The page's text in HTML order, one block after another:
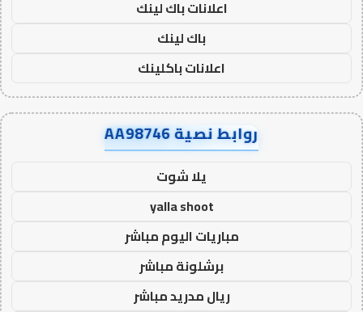
اعلانات باك لينك
باك لينك
اعلانات باكلينك
روابط نصية AA98746
يلا شوت
yalla shoot
مباريات اليوم مباشر
برشلونة مباشر
ريال مدريد مباشر